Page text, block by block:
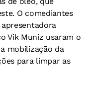
O comediantes
apresentadora
Vik Muniz usaram o
mobilização da
para limpar as